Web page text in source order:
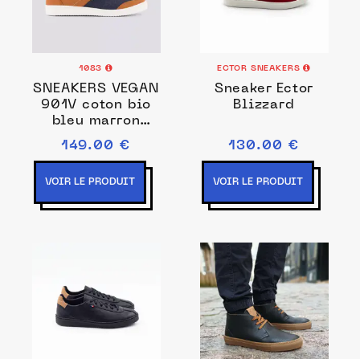
1083
SNEAKERS VEGAN
901V coton bio
bleu marron
Unisexe
149.00 €
VOIR LE PRODUIT
ECTOR SNEAKERS
Sneaker Ector
Blizzard
130.00 €
VOIR LE PRODUIT